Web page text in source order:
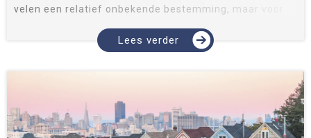
velen een relatief onbekende bestemming, maar voor
bucketlist. Kinderen zull...Lees verder